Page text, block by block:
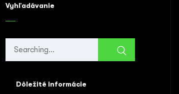
Vyhľadávanie
Search
Dôležité informácie